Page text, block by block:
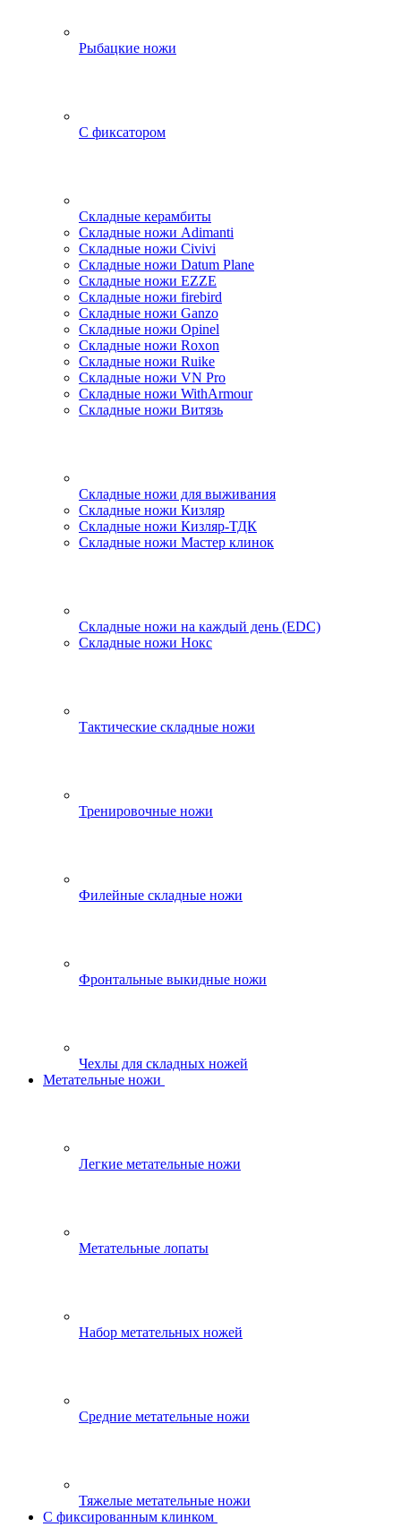
Рыбацкие ножи
С фиксатором
Складные керамбиты
Складные ножи Adimanti
Складные ножи Civivi
Складные ножи Datum Plane
Складные ножи EZZE
Складные ножи firebird
Складные ножи Ganzo
Складные ножи Opinel
Складные ножи Roxon
Складные ножи Ruike
Складные ножи VN Pro
Складные ножи WithArmour
Складные ножи Витязь
Складные ножи для выживания
Складные ножи Кизляр
Складные ножи Кизляр-ТДК
Складные ножи Мастер клинок
Складные ножи на каждый день (EDC)
Складные ножи Нокс
Тактические складные ножи
Тренировочные ножи
Филейные складные ножи
Фронтальные выкидные ножи
Чехлы для складных ножей
Метательные ножи
Легкие метательные ножи
Метательные лопаты
Набор метательных ножей
Средние метательные ножи
Тяжелые метательные ножи
С фиксированным клинком